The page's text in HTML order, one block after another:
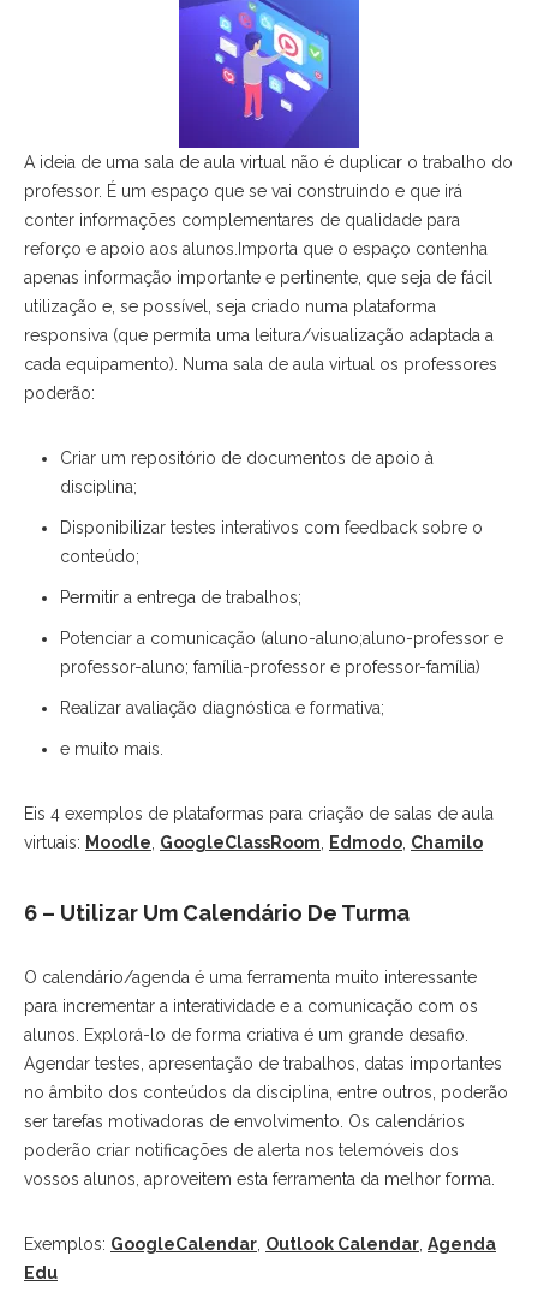
A ideia de uma sala de aula virtual não é duplicar o trabalho do
professor. É um espaço que se vai construindo e que irá
conter informações complementares de qualidade para
reforço e apoio aos alunos.Importa que o espaço contenha
apenas informação importante e pertinente, que seja de fácil
utilização e, se possível, seja criado numa plataforma
responsiva (que permita uma leitura/visualização adaptada a
cada equipamento). Numa sala de aula virtual os professores
poderão:
Criar um repositório de documentos de apoio à
disciplina;
Disponibilizar testes interativos com feedback sobre o
conteúdo;
Permitir a entrega de trabalhos;
Potenciar a comunicação (aluno-aluno;aluno-professor e
professor-aluno; família-professor e professor-família)
Realizar avaliação diagnóstica e formativa;
e muito mais.
Eis 4 exemplos de plataformas para criação de salas de aula
virtuais: Moodle GoogleClassRoom Edmodo Chamilo
6 – Utilizar Um Calendário De Turma
O calendário/agenda é uma ferramenta muito interessante
para incrementar a interatividade e a comunicação com os
alunos. Explorá-lo de forma criativa é um grande desafio.
Agendar testes, apresentação de trabalhos, datas importantes
no âmbito dos conteúdos da disciplina, entre outros, poderão
ser tarefas motivadoras de envolvimento. Os calendários
poderão criar notificações de alerta nos telemóveis dos
vossos alunos, aproveitem esta ferramenta da melhor forma.
Exemplos: GoogleCalendar Outlook Calendar Agenda
Edu